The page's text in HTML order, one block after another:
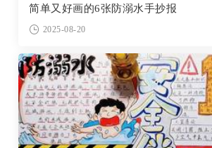
简单又好画的6张防溺水手抄报
2025-08-20